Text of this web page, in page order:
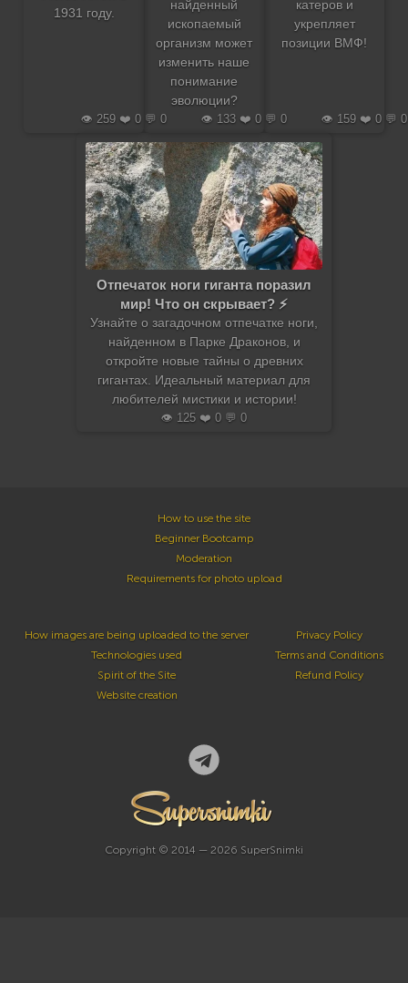
1931 году.
👁️ 259 ❤️ 0 💬 0
найденный
ископаемый
организм может
изменить наше
понимание
эволюции?
👁️ 133 ❤️ 0 💬 0
катеров и
укрепляет
позиции ВМФ!
👁️ 159 ❤️ 0 💬 0
Отпечаток ноги гиганта поразил
мир! Что он скрывает? ⚡️
Узнайте о загадочном отпечатке ноги,
найденном в Парке Драконов, и
откройте новые тайны о древних
гигантах. Идеальный материал для
любителей мистики и истории!
👁️ 125 ❤️ 0 💬 0
How to use the site
Beginner Bootcamp
Moderation
Requirements for photo upload
How images are being uploaded to the server
Technologies used
Spirit of the Site
Website creation
Privacy Policy
Terms and Conditions
Refund Policy
Copyright © 2014 — 2026 SuperSnimki